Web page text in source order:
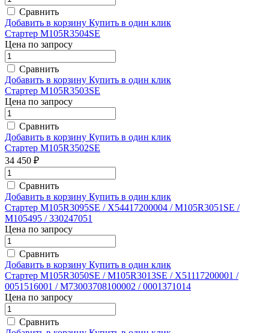
Сравнить
Добавить в корзину Купить в один клик
Стартер M105R3504SE
Цена по запросу
Сравнить
Добавить в корзину Купить в один клик
Стартер M105R3503SE
Цена по запросу
Сравнить
Добавить в корзину Купить в один клик
Стартер M105R3502SE
34 450 ₽
Сравнить
Добавить в корзину Купить в один клик
Стартер M105R3095SE / X54417200004 / M105R3051SE /
M105495 / 330247051
Цена по запросу
Сравнить
Добавить в корзину Купить в один клик
Стартер M105R3050SE / M105R3013SE / X51117200001 /
0051516001 / M73003708100002 / 0001371014
Цена по запросу
Сравнить